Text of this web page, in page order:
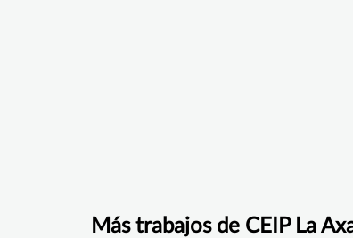
Más trabajos de CEIP La